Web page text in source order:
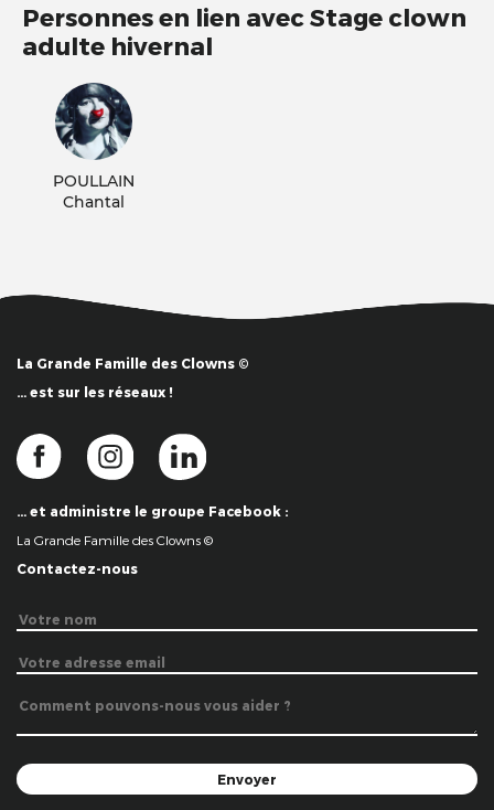
Personnes en lien avec Stage clown
adulte hivernal
POULLAIN
Chantal
La Grande Famille des Clowns ©
… est sur les réseaux !
… et administre le groupe Facebook :
La Grande Famille des Clowns ©
Contactez-nous